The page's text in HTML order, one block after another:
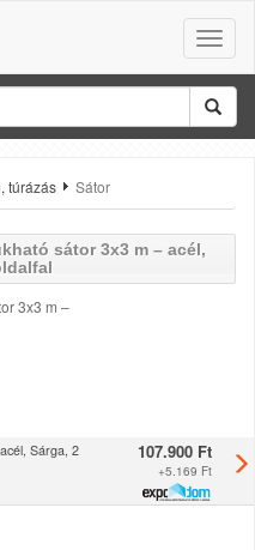
Toggle
túrázás Sátor
sátor 3x3 m – acél,
Sárga, 2
107.900 Ft
+5.169 Ft